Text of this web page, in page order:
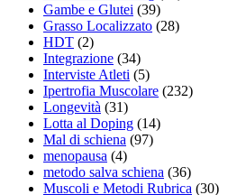
Gambe e Glutei (39)
Grasso Localizzato (28)
HDT (2)
Integrazione (34)
Interviste Atleti (5)
Ipertrofia Muscolare (232)
Longevità (31)
Lotta al Doping (14)
Mal di schiena (97)
menopausa (4)
metodo salva schiena (36)
Muscoli e Metodi Rubrica (30)